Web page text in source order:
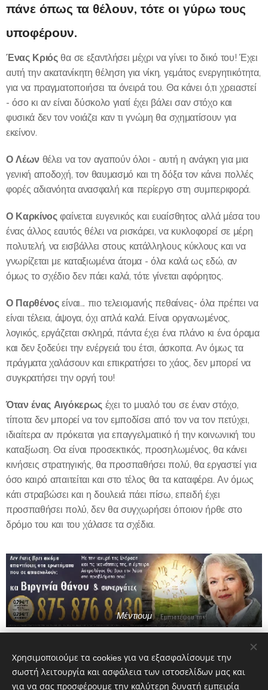
πάνε όπως τα θέλουν, τότε οι γύρω τους
υποφέρουν.
Ένας Κριόςθα σε εξαντλήσει μέχρι να γίνει το δικό του! Έχει
αυτή την ακατανίκητη θέληση για νίκη, γεμάτος ενεργητικότητα,
για να πραγματοποιήσει τα όνειρά του. Θα κάνει ό,τι χρειαστεί
- όσο κι αν είναι δύσκολο γιατί έχει βάλει σαν στόχο και
φυσικά δεν τον νοιάζει καν τι γνώμη θα σχηματίσουν για
εκείνον.
Ο Λέων θέλει να τον αγαπούν όλοι - αυτή η ανάγκη για μια
γενική αποδοχή, τον θαυμασμό και τη δόξα τον κάνει πολλές
φορές αδιανόητα ανασφαλή και περίεργο στη συμπεριφορά.
Ο Καρκίνοςφαίνεται ευγενικός και ευαίσθητος αλλά μέσα του
ένας άλλος εαυτός θέλει να ρισκάρει, να κυκλοφορεί σε μέρη
πολυτελή, να εισβάλλει στους κατάλληλους κύκλους και να
γνωρίζεται με καταξιωμένα άτομα - όλα καλά ως εδώ, αν
όμως το σχέδιο δεν πάει καλά, τότε γίνεται αφόρητος.
Ο Παρθένοςείναι... πιο τελειομανής πεθαίνεις- όλα πρέπει να
είναι τέλεια, άψογα, όχι απλά καλά. Είναι οργανωμένος,
λογικός, εργάζεται σκληρά, πάντα έχει ένα πλάνο κι ένα όραμα
και δεν ξοδεύει την ενέργειά του έτσι, άσκοπα. Αν όμως τα
πράγματα χαλάσουν και επικρατήσει το χάος, δεν μπορεί να
συγκρατήσει την οργή του!
Όταν ένας Αιγόκερωςέχει το μυαλό του σε έναν στόχο,
τίποτα δεν μπορεί να τον εμποδίσει από τον να τον πετύχει,
ιδιαίτερα αν πρόκειται για επαγγελματικό ή την κοινωνική του
καταξίωση. Θα είναι προσεκτικός, προσηλωμένος, θα κάνει
κινήσεις στρατηγικής, θα προσπαθήσει πολύ, θα εργαστεί για
όσο καιρό απαιτείται και στο τέλος θα τα καταφέρει. Αν όμως
κάτι στραβώσει και η δουλειά πάει πίσω, επειδή έχει
προσπαθήσει πολύ, δεν θα συγχωρήσει όποιον ήρθε στο
δρόμο του και του χάλασε τα σχέδια.
Μέντιουμ
Share
Χρησιμοποιούμε τα cookies για να εξασφαλίσουμε την
σωστή λειτουργία και ασφάλεια των ιστοσελίδων μας και
για να σας προσφέρουμε την καλύτερη δυνατή εμπειρία